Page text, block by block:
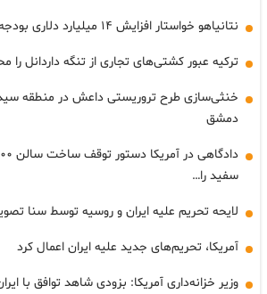
نتانیاهو خواستار افزایش ۱۴ میلیارد دلاری بودجه نظامی شد
ترکیه عبور کشتی‌های تجاری از تنگه داردانل را
خنثی‌سازی طرح تروریستی داعش در منطقه
دمشق
سفید را…
لایحه تحریم علیه ایران و روسیه توسط سنا
آمریکا، تحریم‌های جدید علیه ایران اعمال کرد
وزیر خزانه‌داری آمریکا: بزودی شاهد توافق با